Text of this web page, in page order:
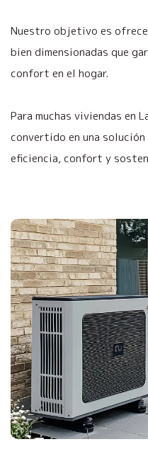
Nuestro objetivo es
bien dimensionadas que
confort en el hogar.
Para muchas viviendas en
convertido en una solución
eficiencia, confort y